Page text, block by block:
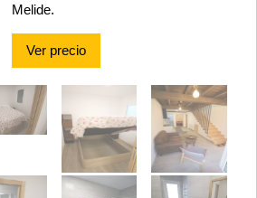
Melide.
Ver precio